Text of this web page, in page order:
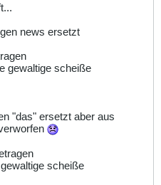
news ersetzt
gewaltige scheiße
"das" ersetzt aber aus
scheiße